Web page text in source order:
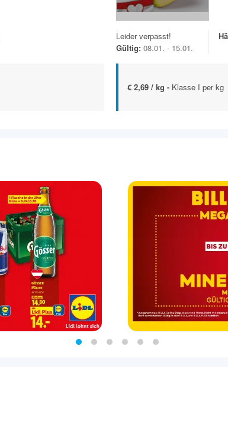
Leider verpasst!
Gültig: 08.01. - 15.01.
€ 2,69 / kg - Klasse I per kg